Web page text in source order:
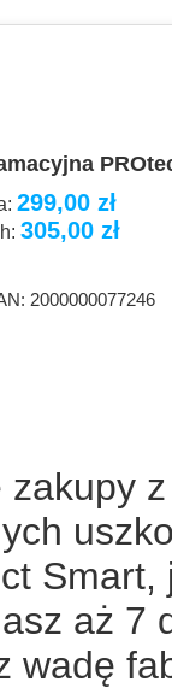
299,00 zł
305,00 zł
2000000077246
aż 7
wadę